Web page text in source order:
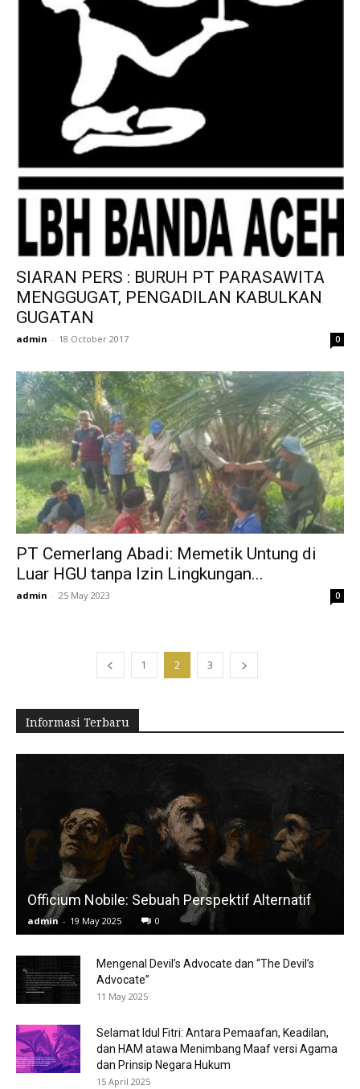
SIARAN PERS : BURUH PT PARASAWITA
MENGGUGAT, PENGADILAN KABULKAN
GUGATAN
admin - 18 October 2017 0
PT Cemerlang Abadi: Memetik Untung di
Luar HGU tanpa Izin Lingkungan...
admin - 25 May 2023 0
1 2 3
Informasi Terbaru
Officium Nobile: Sebuah Perspektif Alternatif
admin - 19 May 2025 0
Mengenal Devil’s Advocate dan “The Devil’s
Advocate”
11 May 2025
Selamat Idul Fitri: Antara Pemaafan, Keadilan,
dan HAM atawa Menimbang Maaf versi Agama
dan Prinsip Negara Hukum
15 April 2025